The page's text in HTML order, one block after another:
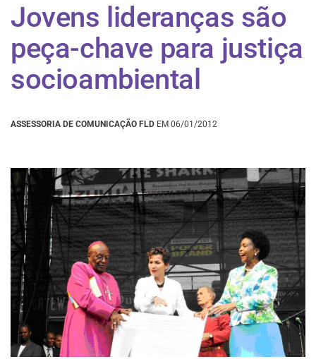
Jovens lideranças são
peça-chave para justiça
socioambiental
ASSESSORIA DE COMUNICAÇÃO FLD EM 06/01/2012